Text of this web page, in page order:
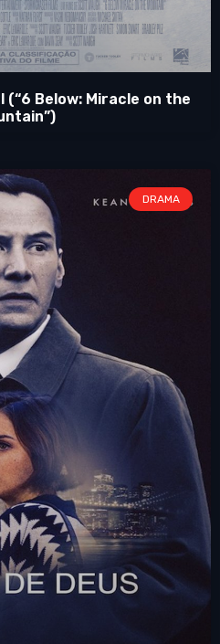
(“6 Below: Miracle on the
DRAMA